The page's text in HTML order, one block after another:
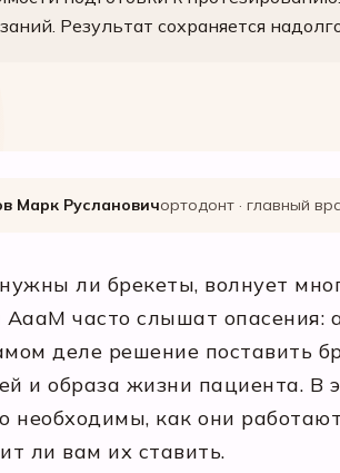
Результат сохраняется
Марк Руслановичортодонт · главный
ли брекеты, волнует
часто слышат опасения:
деле решение поставить
и образа жизни пациента. В
необходимы, как они
ли вам их ставить.